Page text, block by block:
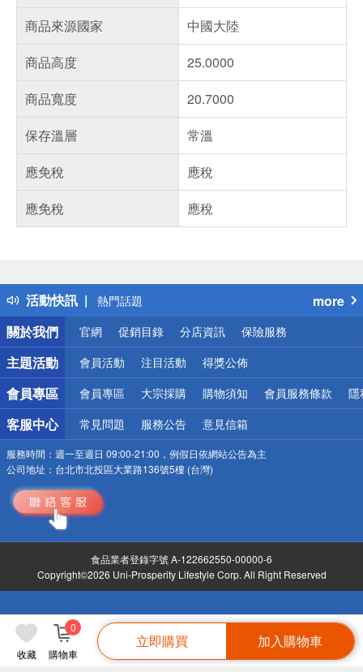
收藏 購物車
0
立即購買 加入購物車
商品來源國家
中國大陸
商品高度
25.0000
商品寬度
20.7000
保存溫層
常溫
應免稅
應稅
應免稅
應稅
活動快訊
得獎公告
熱門話題
銀行優惠
偏遠地區配送
詐騙網頁！請小心！
more
關於我們
官網 促銷目錄 分店資訊 保險服務
主題活動 會員活動 注目活動 得獎公佈
會員專區 會員專區 大宗採購 購物須知 會員服務條款 隱
客服中心 常見問題 服務公告 意見信箱
服務時間： 週一至週日 09:00-21:00，例假日依網站公告為主
公司地址： 台北市北投區大業路136號5樓 (台灣)
食品業者登錄字號 A-122662550-00000-6
Copyright©2026 Uni-Prosperity Lifestyle Corp. All Right Reserved